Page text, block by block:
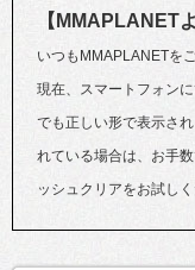
【MMAPLANET
いつもMMAPLANETを
現在、スマートフォン
でも正しい形で表示さ
れている場合は、お手
ッシュクリアをお試しく